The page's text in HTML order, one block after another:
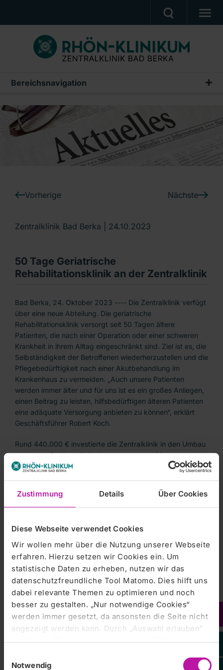
Zustimmung Details Über Cookies
Diese Webseite verwendet Cookies
Wir wollen mehr über die Nutzung unserer Webseite
erfahren. Hierzu setzen wir Cookies ein. Um
statistische Daten zu erheben, nutzen wir das
datenschutzfreundliche Tool Matomo. Dies hilft uns
dabei relevante Themen zu optimieren und noch
besser zu gestalten. „Nur notwendige Cookies“
werden immer gesetzt, da ansonsten die Seite nicht
angezeigt werden kann. Durch „Auswahl erlauben“
bestätigen Sie entsprechend ausgewählte
erlauben Sie alle eingesetzten Cookies. Sie können
Notwendig
UNSERE KLINIK
PATIENTEN & ANGEHÖRIGE
PRESSE, VERANSTALTUNGEN, FILME
Ein Unternehmen der RHÖN-KLINIKUM AG
Bereichsnavigation
Pressemeldungen
Archiv
Vorherige Nächste
Zentralklinik Bad Berka | 24.10.2023
50 Tage Geriatrische
Rehabilitationsklinik an der Zentralklinik
Bad Berka, 24. Oktober 2023 ---- Die Zentralklinik verfügt
über eine neue Abteilung. Die geriatrische
Rehabilitationsklinik versorgt seit 50 Tagen ältere
Patienten, die nach einer Operation oder einer schweren
Krankheit in ihrem Alltag eingeschränkt sind. Ziel ist es, die
Selbständigkeit der Betroffenen wiederherzustellen und die
Pflegebedürftigkeit nach einer Akutbehandlung im
Krankenhaus zu vermeiden. „Auch unsere Patienten
werden immer älter und für uns ist es ein großes Anliegen,
einen Beitrag zu leisten, hilfsbedürftigen älteren Patienten
eine adäquate Versorgung anbieten zu können“, erklärt
Geschäftsführer Robert Koch.
Rund 440.000 € investierte die Zentralklinik in den Umbau
der neuen Station, die in den vergangenen Monaten
speziell für diese Patienten umgebaut und beispielsweise
„In Thüringen gibt es hinsichtlich der Rehabilitation von
betagten Menschen mit typischen Alterserkrankungen
will diesen Notstand für den Bereich Mittelthüringen
abmildern. Ich denke, dass sich eine Gesellschaft auch
daran messen lassen muss, wie sie mit hilfsbedürftigen
älteren Menschen umgeht. Wir hoffen, möglichst viele
Patienten mit geriatrischem Rehabilitationsbedarf
weiterversorgen zu können“, erklärt Dr. Urs Aisenpreis,
Leitender Arzt der geriatrischen Rehabilitationsklinik.